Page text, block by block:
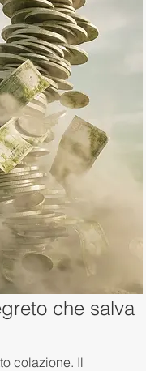
che salva
colazione. Il